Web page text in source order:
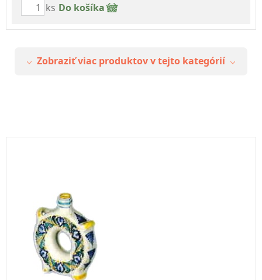
ks Do košíka
Zobraziť viac produktov v tejto kategórií